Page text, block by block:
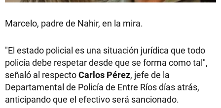
Marcelo, padre de Nahir, en la mira.
"El estado policial es una situación jurídica que todo
policía debe respetar desde que se forma como tal",
señaló al respectoCarlos Pérez, jefe de la
Departamental de Policía de Entre Ríos días atrás,
anticipando que el efectivo será sancionado.